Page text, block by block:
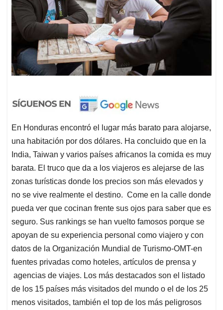
En Honduras encontró el lugar más barato para alojarse,
una habitación por dos dólares. Ha concluido que en la
India, Taiwan y varios países africanos la comida es muy
barata. El truco que da a los viajeros es alejarse de las
zonas turísticas donde los precios son más elevados y
no se vive realmente el destino. Come en la calle donde
pueda ver que cocinan frente sus ojos para saber que es
seguro. Sus rankings se han vuelto famosos porque se
apoyan de su experiencia personal como viajero y con
datos de la Organización Mundial de Turismo-OMT-en
fuentes privadas como hoteles, artículos de prensa y
agencias de viajes. Los más destacados son el listado
de los 15 países más visitados del mundo o el de los 25
menos visitados, también el top de los más peligrosos